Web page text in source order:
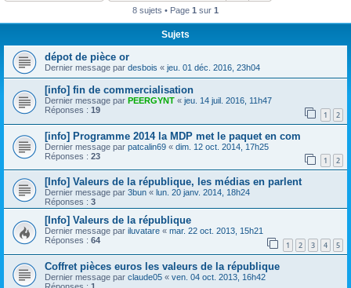
8 sujets • Page 1 sur 1
Sujets
dépot de pièce or
Dernier message par desbois « jeu. 01 déc. 2016, 23h04
[info] fin de commercialisation
Dernier message par PEERGYNT « jeu. 14 juil. 2016, 11h47
Réponses : 19 1 2
[info] Programme 2014 la MDP met le paquet en com
Dernier message par patcalin69 « dim. 12 oct. 2014, 17h25
Réponses : 23 1 2
[Info] Valeurs de la république, les médias en parlent
Dernier message par 3bun « lun. 20 janv. 2014, 18h24
Réponses : 3
[Info] Valeurs de la république
Dernier message par iluvatare « mar. 22 oct. 2013, 15h21
Réponses : 64 1 2 3 4 5
Coffret pièces euros les valeurs de la république
Dernier message par claude05 « ven. 04 oct. 2013, 16h42